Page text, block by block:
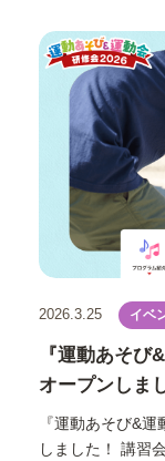
2026.3.25 イベ
『運動あそび
オープンしま
『運動あそび&
しました！ 講習会の日程、教材情報など随時更新していき